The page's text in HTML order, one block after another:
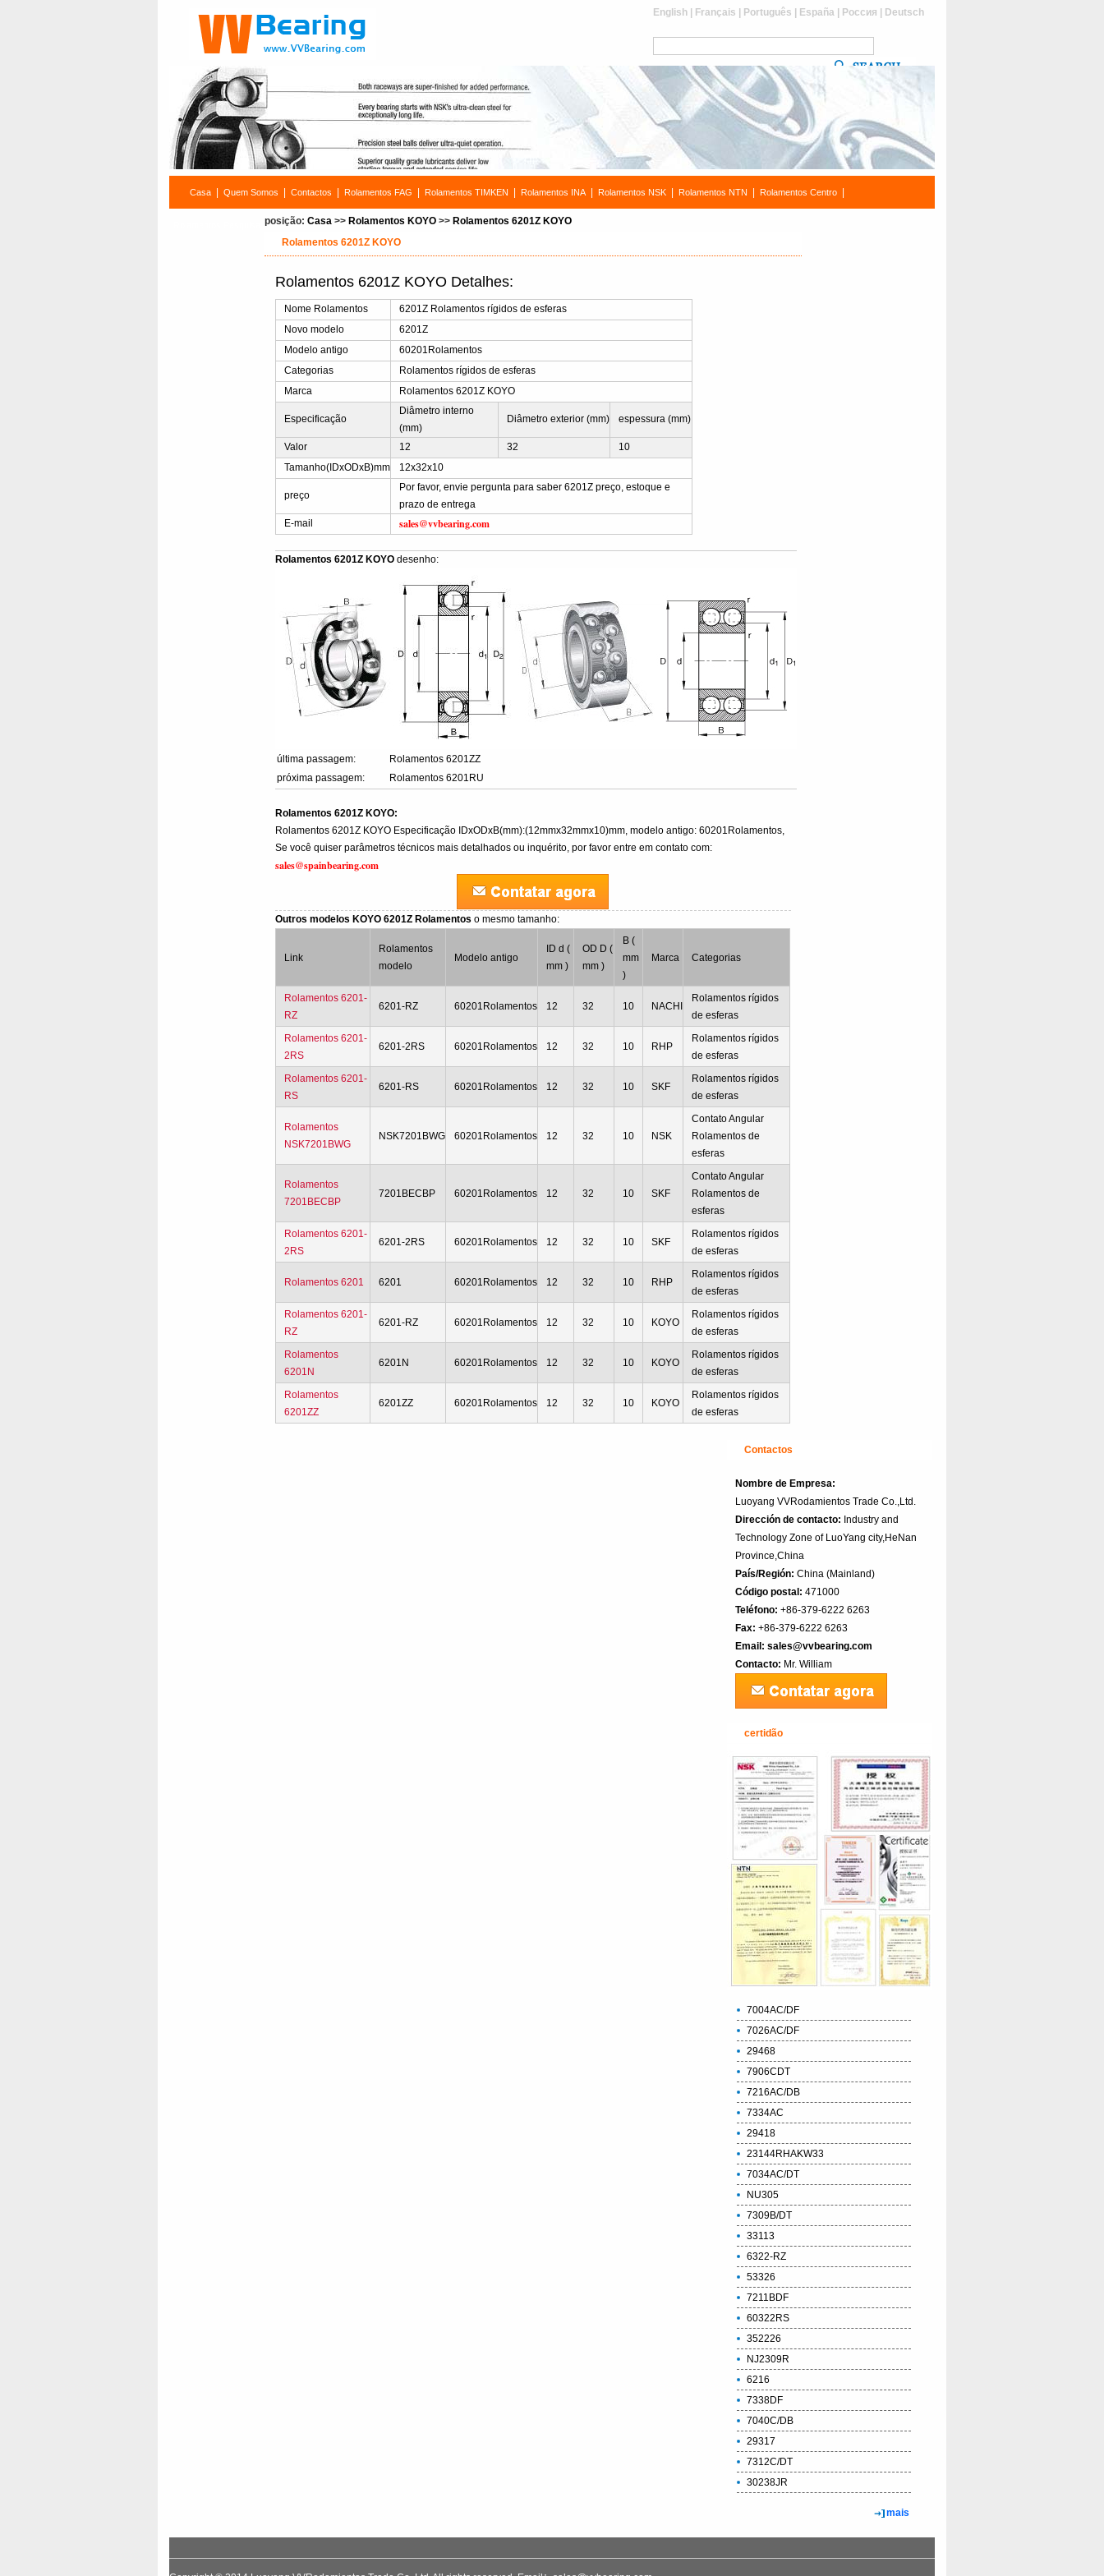
English Français Português España Россия Deutsch
Casa Quem Somos Contactos Rolamentos FAG Rolamentos TIMKEN Rolamentos INA Rolamentos NSK Rolamentos NTN Rolamentos Centro
posição: Casa >> Rolamentos KOYO >> Rolamentos 6201Z KOYO
Rolamentos 6201Z KOYO
Rolamentos 6201Z KOYO Detalhes:
Nome Rolamentos
6201Z Rolamentos rígidos de esferas
Novo modelo
6201Z
Modelo antigo
60201Rolamentos
Categorias
Rolamentos rígidos de esferas
Marca
Rolamentos 6201Z KOYO
Especificação
Diâmetro interno
(mm)
Diâmetro exterior (mm) espessura (mm)
Valor 12 32
10
Tamanho(IDxODxB)mm
12x32x10
preço
Por favor, envie pergunta para saber 6201Z preço, estoque e
prazo de entrega
E-mail
sales@vvbearing.com
Rolamentos 6201Z KOYO desenho:
última passagem:
Rolamentos 6201ZZ
próxima passagem:
Rolamentos 6201RU
Rolamentos 6201Z KOYO:
Rolamentos 6201Z KOYO Especificação IDxODxB(mm):(12mmx32mmx10)mm, modelo antigo: 60201Rolamentos,
Se você quiser parâmetros técnicos mais detalhados ou inquérito, por favor entre em contato com:
sales@spainbearing.com
Outros modelos KOYO 6201Z Rolamentoso mesmo tamanho:
Link
Rolamentos
modelo
Modelo antigo
ID d (
mm )
OD D (
mm )
B (
mm
)
Marca Categorias
Rolamentos 6201-
RZ
6201-RZ 60201Rolamentos 12 32 10 NACHI
Rolamentos rígidos
de esferas
Rolamentos 6201-
2RS
6201-2RS 60201Rolamentos 12 32 10 RHP
Rolamentos rígidos
de esferas
Rolamentos 6201-
RS
6201-RS 60201Rolamentos 12 32 10 SKF
Rolamentos rígidos
de esferas
Rolamentos
NSK7201BWG
NSK7201BWG 60201Rolamentos 12 32 10 NSK
Contato Angular
Rolamentos de
esferas
Rolamentos
7201BECBP
7201BECBP 60201Rolamentos 12 32 10 SKF
Contato Angular
Rolamentos de
esferas
Rolamentos 6201-
2RS
6201-2RS 60201Rolamentos 12 32 10 SKF
Rolamentos rígidos
de esferas
Rolamentos 6201 6201 60201Rolamentos 12 32 10 RHP
Rolamentos rígidos
de esferas
Rolamentos 6201-
RZ
6201-RZ 60201Rolamentos 12 32 10 KOYO
Rolamentos rígidos
de esferas
Rolamentos
6201N
6201N 60201Rolamentos 12 32 10 KOYO
Rolamentos rígidos
de esferas
Rolamentos
6201ZZ
6201ZZ 60201Rolamentos 12 32 10 KOYO
Rolamentos rígidos
de esferas
Contactos
Nombre de Empresa:
Luoyang VVRodamientos Trade Co.,Ltd.
Dirección de contacto: Industry and
Technology Zone of LuoYang city,HeNan
Province,China
País/Región: China (Mainland)‎
Código postal: 471000
Teléfono: +86-379-6222 6263
Fax: +86-379-6222 6263
Email: sales@vvbearing.com
Contacto: Mr. William
certidão
7004AC/DF
7026AC/DF
29468
7906CDT
7216AC/DB
7334AC
29418
23144RHAKW33
7034AC/DT
NU305
7309B/DT
33113
6322-RZ
53326
7211BDF
60322RS
352226
NJ2309R
6216
7338DF
7040C/DB
29317
7312C/DT
30238JR
mais